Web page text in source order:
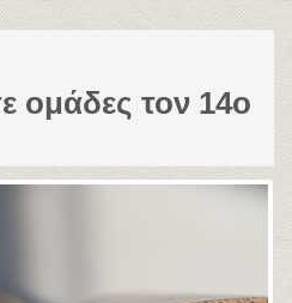
ομάδες τον 14ο